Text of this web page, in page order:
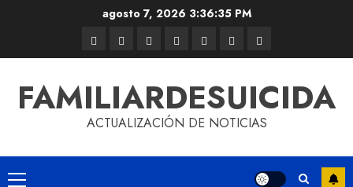
agosto 7, 2026 3:36:36 PM
FAMILIARDESUICIDA
ACTUALIZACIÓN DE NOTICIAS